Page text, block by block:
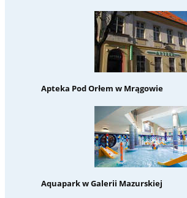
Apteka Pod Orłem w Mrągowie
Aquapark w Galerii Mazurskiej